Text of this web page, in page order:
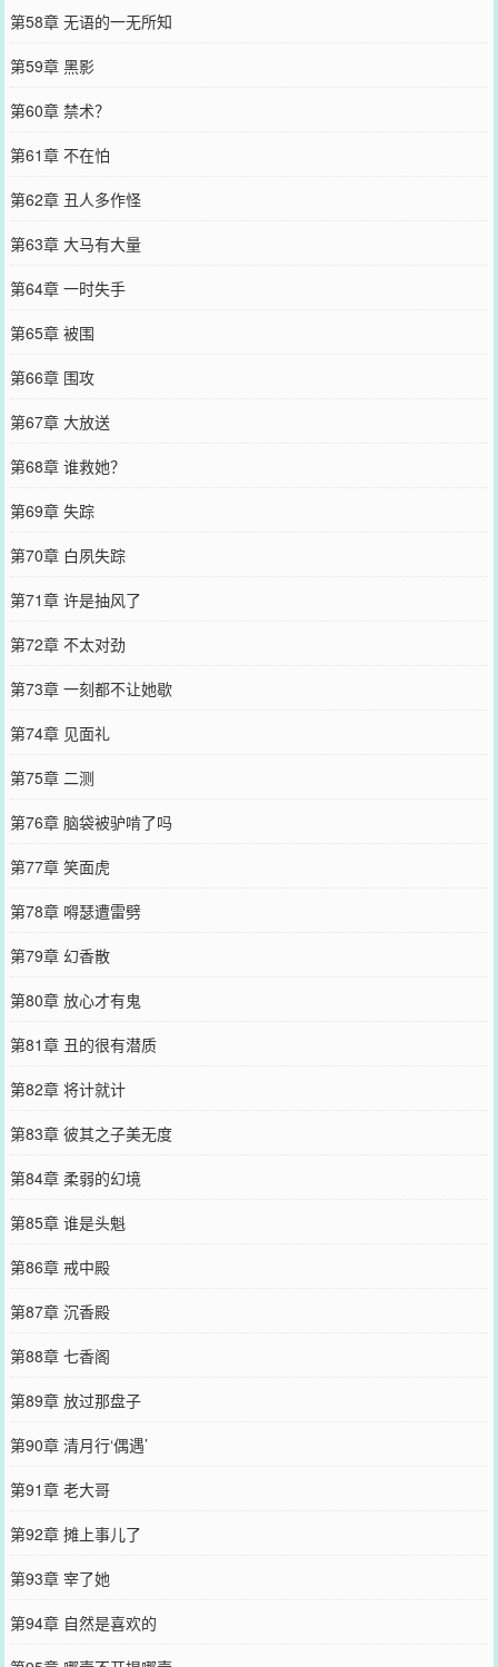
第58章 无语的一无所知
第59章 黑影
第60章 禁术？
第61章 不在怕
第62章 丑人多作怪
第63章 大马有大量
第64章 一时失手
第65章 被围
第66章 围攻
第67章 大放送
第68章 谁救她？
第69章 失踪
第70章 白夙失踪
第71章 许是抽风了
第72章 不太对劲
第73章 一刻都不让她歇
第74章 见面礼
第75章 二测
第76章 脑袋被驴啃了吗
第77章 笑面虎
第78章 嘚瑟遭雷劈
第79章 幻香散
第80章 放心才有鬼
第81章 丑的很有潜质
第82章 将计就计
第83章 彼其之子美无度
第84章 柔弱的幻境
第85章 谁是头魁
第86章 戒中殿
第87章 沉香殿
第88章 七香阁
第89章 放过那盘子
第90章 清月行‘偶遇’
第91章 老大哥
第92章 摊上事儿了
第93章 宰了她
第94章 自然是喜欢的